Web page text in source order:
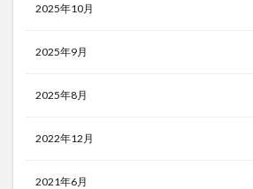
2025年10月
2025年9月
2025年8月
2022年12月
2021年6月